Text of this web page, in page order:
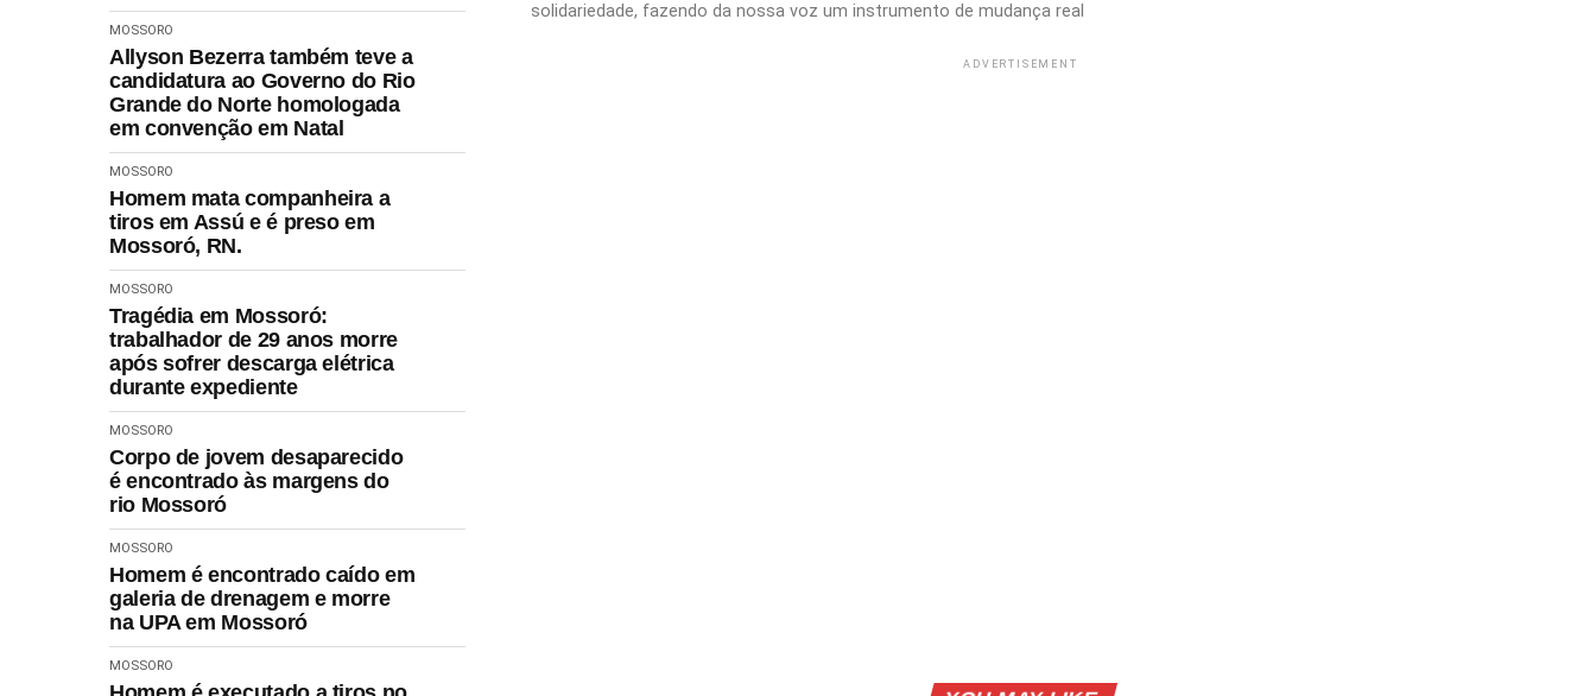
MOSSORO
Allyson Bezerra também teve a
candidatura ao Governo do Rio
Grande do Norte homologada
em convenção em Natal
MOSSORO
Homem mata companheira a
tiros em Assú e é preso em
Mossoró, RN.
MOSSORO
Tragédia em Mossoró:
trabalhador de 29 anos morre
após sofrer descarga elétrica
durante expediente
MOSSORO
Corpo de jovem desaparecido
é encontrado às margens do
rio Mossoró
MOSSORO
Homem é encontrado caído em
galeria de drenagem e morre
na UPA em Mossoró
MOSSORO
solidariedade, fazendo da nossa voz um instrumento de mudança real
ADVERTISEMENT